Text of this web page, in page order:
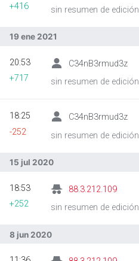
sin resumen de edición
+416
19 ene 2021
C34nB3rmud3z
sin resumen de edición
20:53
+717
C34nB3rmud3z
sin resumen de edición
18:25
-252
15 jul 2020
88.3.212.109
sin resumen de edición
18:53
+252
8 jun 2020